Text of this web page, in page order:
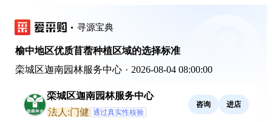
寻源宝典
榆中地区优质苜蓿种植区域的选择标准
栾城区迦南园林服务中心 · 2026-08-04 08:00:00
栾城区迦南园林服务中心
法人:门健 通过真实性核验
咨询 进店